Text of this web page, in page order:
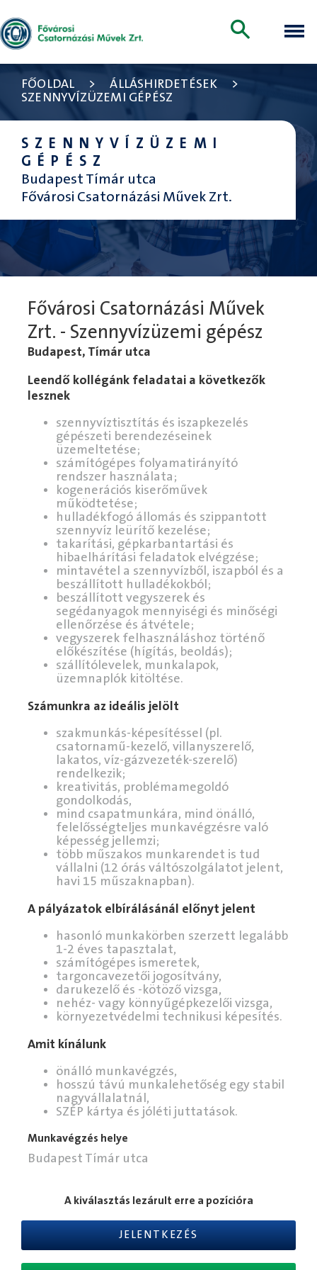
FŐOLDAL > ÁLLÁSHIRDETÉSEK
>
SZENNYVÍZÜZEMI GÉPÉSZ
SZENNYVÍZÜZEMI
GÉPÉSZ
Budapest Tímár utca
Fővárosi Csatornázási Művek Zrt.
Fővárosi Csatornázási Művek
Zrt. - Szennyvízüzemi gépész
Budapest, Tímár utca
Leendő kollégánk feladatai a következők
lesznek
szennyvíztisztítás és iszapkezelés
gépészeti berendezéseinek
üzemeltetése;
számítógépes folyamatirányító
rendszer használata;
kogenerációs kiserőművek
működtetése;
hulladékfogó állomás és szippantott
szennyvíz leürítő kezelése;
takarítási, gépkarbantartási és
hibaelhárítási feladatok elvégzése;
mintavétel a szennyvízből, iszapból és a
beszállított hulladékokból;
beszállított vegyszerek és
segédanyagok mennyiségi és minőségi
ellenőrzése és átvétele;
vegyszerek felhasználáshoz történő
előkészítése (hígítás, beoldás);
szállítólevelek, munkalapok,
üzemnaplók kitöltése.
Számunkra az ideális jelölt
szakmunkás-képesítéssel (pl.
csatornamű-kezelő, villanyszerelő,
lakatos, víz-gázvezeték-szerelő)
rendelkezik;
kreativitás, problémamegoldó
gondolkodás,
mind csapatmunkára, mind önálló,
felelősségteljes munkavégzésre való
képesség jellemzi;
több műszakos munkarendet is tud
vállalni (12 órás váltószolgálatot jelent,
havi 15 műszaknapban).
A pályázatok elbírálásánál előnyt jelent
hasonló munkakörben szerzett legalább
1-2 éves tapasztalat,
számítógépes ismeretek,
targoncavezetői jogosítvány,
darukezelő és -kötöző vizsga,
nehéz- vagy könnyűgépkezelői vizsga,
környezetvédelmi technikusi képesítés.
Amit kínálunk
önálló munkavégzés,
hosszú távú munkalehetőség egy stabil
nagyvállalatnál,
SZÉP kártya és jóléti juttatások.
Munkavégzés helye
Budapest Tímár utca
A kiválasztás lezárult erre a pozícióra
JELENTKEZÉS